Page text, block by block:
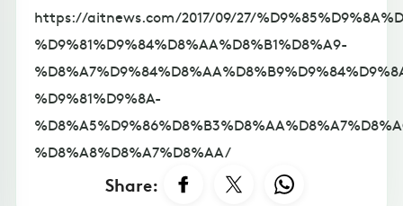
https://aitnews.com/2017/09/27/
%D9%81%D9%84%D8%AA%D8%B1%D8%A9-
%D9%81%D9%8A-
%D8%A8%D8%A7%D8%AA/
Share: